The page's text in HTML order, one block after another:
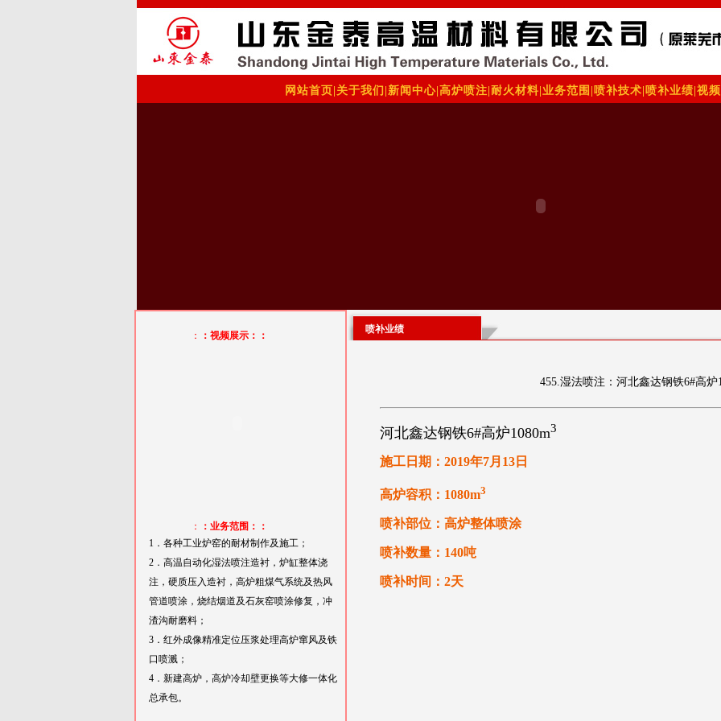
网站首页 关于我们 新闻中心 高炉喷注 耐火材料 业务范围 喷补技术 喷补业绩 视
： ：视频展示：：
：
：业务范围：：
1．各种工业炉窑的耐材制作及施工；
2．高温自动化湿法喷注造衬，炉缸整体浇
注，硬质压入造衬，高炉粗煤气系统及热风
管道喷涂，烧结烟道及石灰窑喷涂修复，冲
渣沟耐磨料；
3．红外成像精准定位压浆处理高炉窜风及铁
口喷溅；
4．新建高炉，高炉冷却壁更换等大修一体化
总承包。
喷补业绩
455.湿法喷注：河北鑫达钢铁6#高炉
河北鑫达钢铁6#高炉1080m3
施工日期：2019年7月13日
高炉容积：1080m3
喷补部位：高炉整体喷涂
喷补数量：140吨
喷补时间：2天